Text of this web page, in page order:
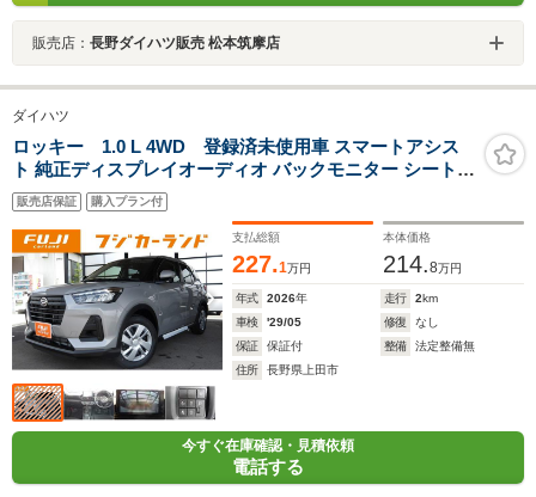
販売店： 長野ダイハツ販売 松本筑摩店
ダイハツ
ロッキー 1.0 L 4WD 登録済未使用車 スマートアシス
ト 純正ディスプレイオーディオ バックモニター シートヒ
ーター 衝突被害軽減ブレーキ スマートキー Pセンサー オ
ートライト
販売店保証 購入プラン付
支払総額
227.1万円
本体価格
214.8万円
年式 2026年 走行 2km
車検
'29/05 修復
なし
保証
保証付 整備
法定整備無
住所
長野県上田市
今すぐ在庫確認・見積依頼
電話する